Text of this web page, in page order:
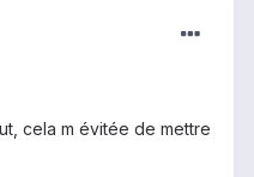
cela m évitée de mettre